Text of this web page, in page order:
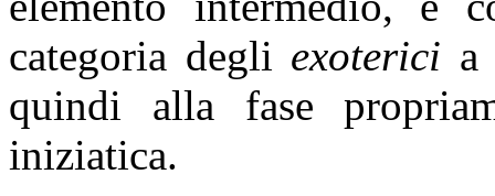
categoria degli exoterici a
quindi alla fase
iniziatica.